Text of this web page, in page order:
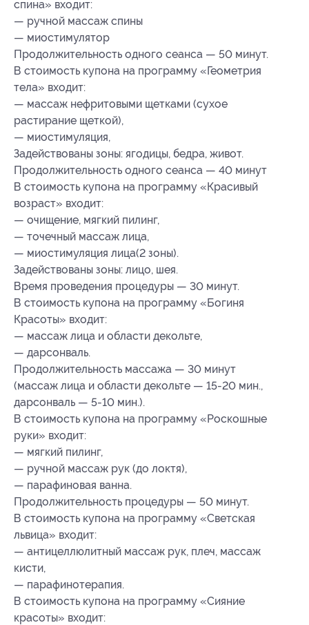
спина» входит:
— ручной массаж спины
— миостимулятор
Продолжительность одного сеанса — 50 минут.
В стоимость купона на программу «Геометрия
тела» входит:
— массаж нефритовыми щетками (сухое
растирание щеткой),
— миостимуляция,
Задействованы зоны: ягодицы, бедра, живот.
Продолжительность одного сеанса — 40 минут
В стоимость купона на программу «Красивый
возраст» входит:
— очищение, мягкий пилинг,
— точечный массаж лица,
— миостимуляция лица(2 зоны).
Задействованы зоны: лицо, шея.
Время проведения процедуры — 30 минут.
В стоимость купона на программу «Богиня
Красоты» входит:
— массаж лица и области декольте,
— дарсонваль.
Продолжительность массажа — 30 минут
(массаж лица и области декольте — 15-20 мин.,
дарсонваль — 5-10 мин.).
В стоимость купона на программу «Роскошные
руки» входит:
— мягкий пилинг,
— ручной массаж рук (до локтя),
— парафиновая ванна.
Продолжительность процедуры — 50 минут.
В стоимость купона на программу «Светская
львица» входит:
— антицеллюлитный массаж рук, плеч, массаж
кисти,
— парафинотерапия.
В стоимость купона на программу «Сияние
красоты» входит: